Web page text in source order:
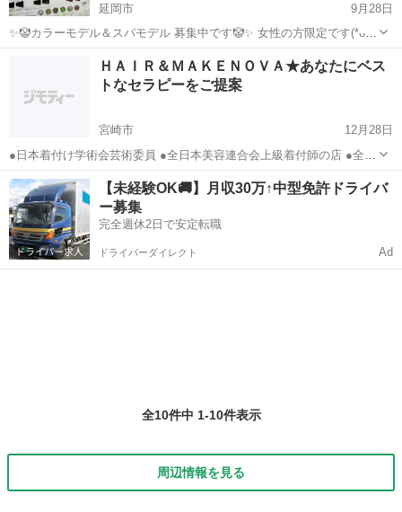
延岡市
9月28日
✨🤡カラーモデル＆スパモデル 募集中です🤡✨ 女性の方限定です(*ᴗˬᴗ)
🤡～カラーモデル～🤡 ...
ＨＡＩＲ＆ＭＡＫＥＮＯＶＡ★あなたにベス
トなセラピーをご提案
宮崎市
12月28日
●日本着付け学術会芸術委員 ●全日本美容連合会上級着付師の店 ●全日
本美容講師会常任師範 ●全日本美容技術選手権大会洋装ブライダル準
優勝（平成17年） ●婚礼着付、成人式、七五三受付中 ●宮崎発...
宮崎 宮崎市 ヘアサロン
【未経験OK🚚】月収30万↑中型免許ドライバ
ー募集
完全週休2日で安定転職
ドライバーダイレクト Ad
全10件中 1-10件表示
周辺情報を見る